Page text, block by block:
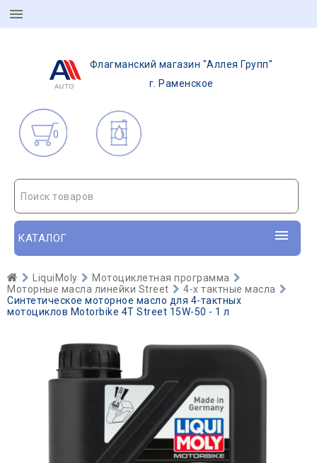
Флагманский магазин "Аллея Групп"
г. Раменское
0
Поиск товаров
КАТАЛОГ
LiquiMoly
Мотоциклетная программа
Моторные масла линейки Street
4-х тактные масла
Синтетическое моторное масло для 4-тактных
мотоциклов Motorbike 4T Street 15W-50 - 1 л